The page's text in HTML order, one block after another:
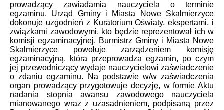
prowadzący zawiadamia nauczyciela o terminie
egzaminu. Urząd Gminy i Miasta Nowe Skalmierzyce
dokonuje uzgodnień z Kuratorium Oświaty, ekspertami, i
związkami zawodowymi, kto będzie reprezentował ich w
komisji egzaminacyjnej. Burmistrz Gminy i Miasta Nowe
Skalmierzyce powołuje zarządzeniem komisję
egzaminacyjną, która przeprowadza egzamin, po czym
jej przewodniczący wydaje nauczycielowi zaświadczenie
o zdaniu egzaminu. Na podstawie w/w zaświadczenia
organ prowadzący przygotowuje decyzję, w formie Aktu
nadania stopnia awansu zawodowego nauczyciela
mianowanego wraz z uzasadnieniem, podpisaną przez